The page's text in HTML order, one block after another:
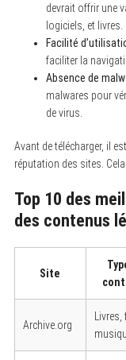
devrait offrir une
logiciels, et livres.
Facilité
faciliter la
Absence de
malwares pour
de virus.
Avant de télécharger, il
réputation des sites.
Top 10 des
des contenus
Site
Archive.org